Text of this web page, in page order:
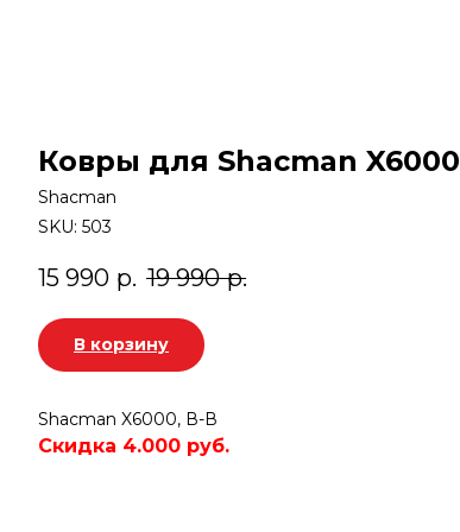
Ковры для Shacman X6000
Shacman
SKU: 503
15 990 р. 19 990 р.
В корзину
Shacman X6000, В-В
Скидка 4.000 руб.